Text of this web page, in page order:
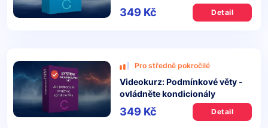
349 Kč Detail
Pro středně pokročilé
Videokurz: Podmínkové věty -
ovládněte kondicionály
349 Kč Detail